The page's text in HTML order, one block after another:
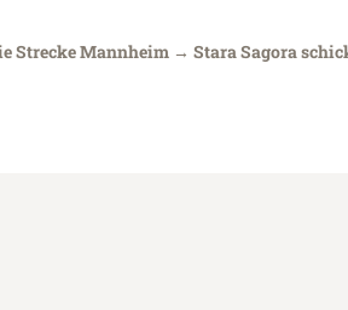
Strecke Mannheim → Stara Sagora